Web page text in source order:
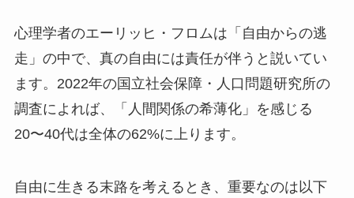
心理学者のエーリッヒ・フロムは「自由からの逃
走」の中で、真の自由には責任が伴うと説いてい
ます。2022年の国立社会保障・人口問題研究所の
調査によれば、「人間関係の希薄化」を感じる
20〜40代は全体の62%に上ります。
自由に生きる末路を考えるとき、重要なのは以下